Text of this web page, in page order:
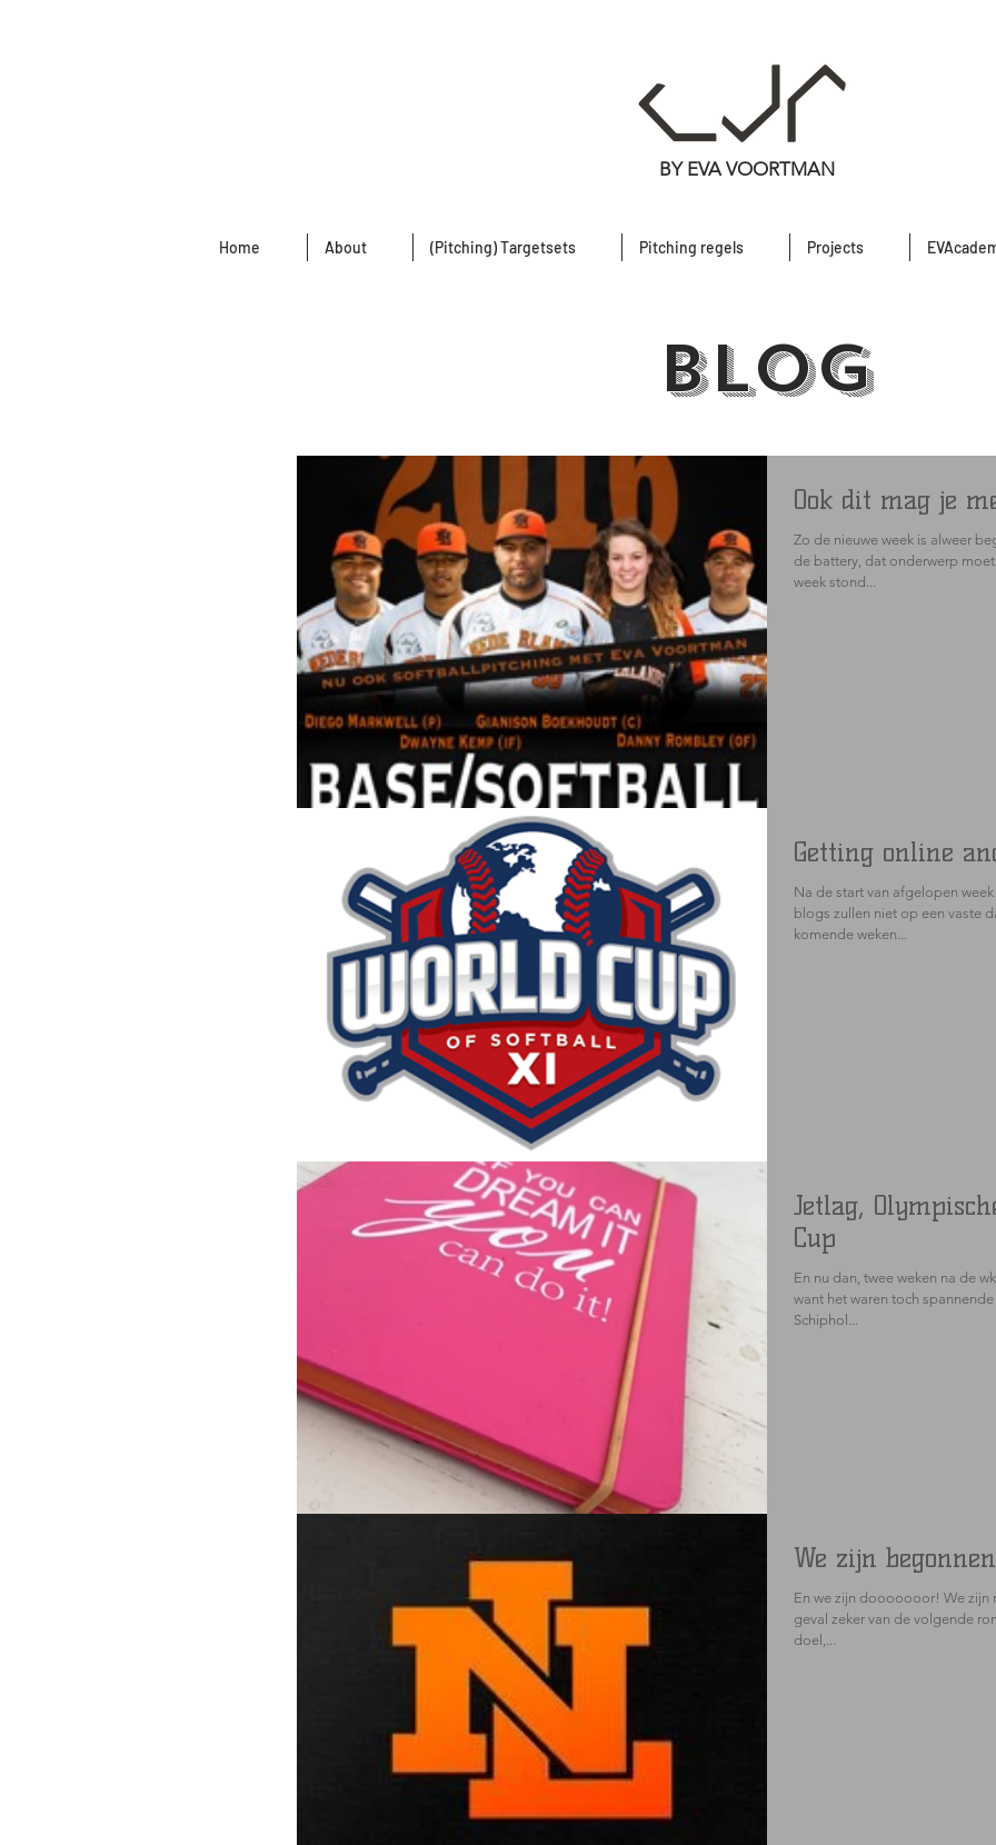
BY EVA VOORTMAN
Home About (Pitching) Targetsets Pitching regels Projects
blog
Ook dit mag je
Zo de nieuwe week is alweer
de battery, dat onderwerp
week stond...
Getting online
Na de start van afgelopen
blogs zullen niet op een vaste
komende weken...
Jetlag,
Cup
En nu dan, twee weken na de
want het waren toch
Schiphol...
We zijn
En we zijn dooooooor! We zijn
geval zeker van de volgende
doel,...